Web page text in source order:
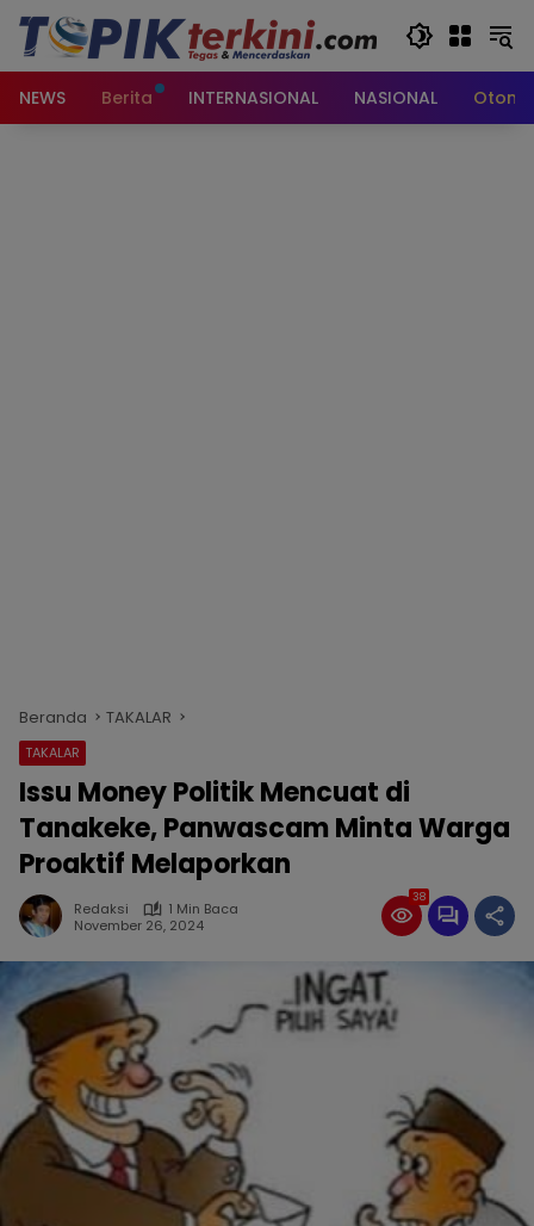
Langsung
konten
NEWS
Berita INTERNASIONAL NASIONAL
Beranda TAKALAR
TAKALAR
Issu Money Politik Mencuat di
Tanakeke, Panwascam Minta Warga
Proaktif Melaporkan
Redaksi
1 Min Baca
November 26, 2024
38